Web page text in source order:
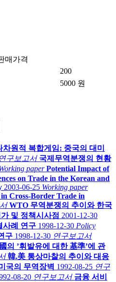
매가격
200
5000 원
원적 복합게임: 중국의 대미
연구보고서 국제무역분쟁의 현황
paper Potential Impact of
on Trade in the Korean and
2003-06-25 Working paper
Cross-Border Trade in
WTO 무역분쟁의 추이와 한국
및 정책시사점 2001-12-30
사례 연구 1998-12-30 Policy
구 1998-12-30 연구보고서
의 ’휘발유에 대한 基準’에 관
韓.美 통상마찰의 추이와 대응
국의 무역장벽 1992-08-25 연구
08-20 연구보고서 금융 서비